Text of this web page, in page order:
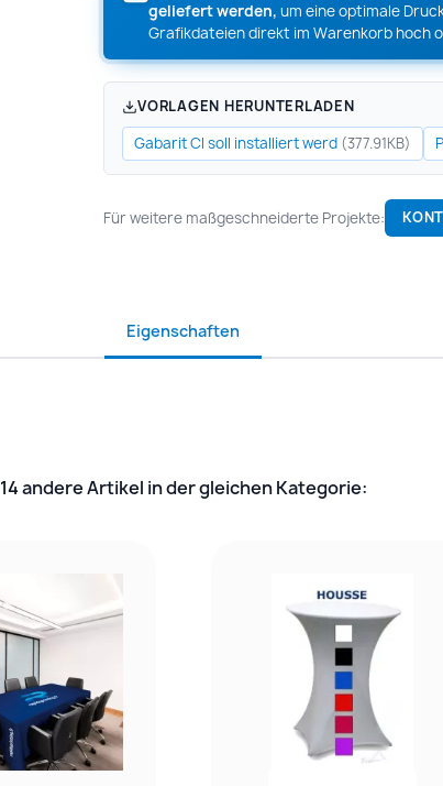
geliefert werden, um eine optimale
Grafikdateien direkt im Warenkorb hoch
VORLAGEN HERUNTERLADEN
Gabarit Cl soll installiert werd (377.91KB)
Für weitere maßgeschneiderte Projekte:
Eigenschaften
14 andere Artikel in der gleichen Kategorie: